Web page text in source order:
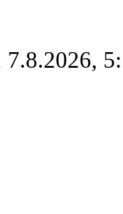
7.8.2026,